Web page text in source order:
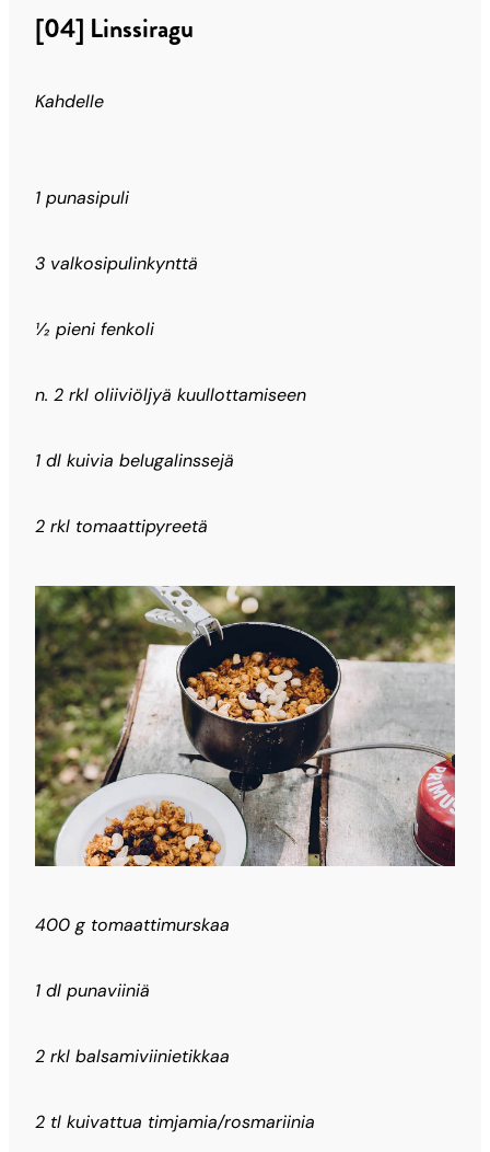
[04] Linssiragu
Kahdelle
1 punasipuli
3 valkosipulinkynttä
½ pieni fenkoli
n. 2 rkl oliiviöljyä kuullottamiseen
1 dl kuivia belugalinssejä
2 rkl tomaattipyreetä
400 g tomaattimurskaa
1 dl punaviiniä
2 rkl balsamiviinietikkaa
2 tl kuivattua timjamia/rosmariinia